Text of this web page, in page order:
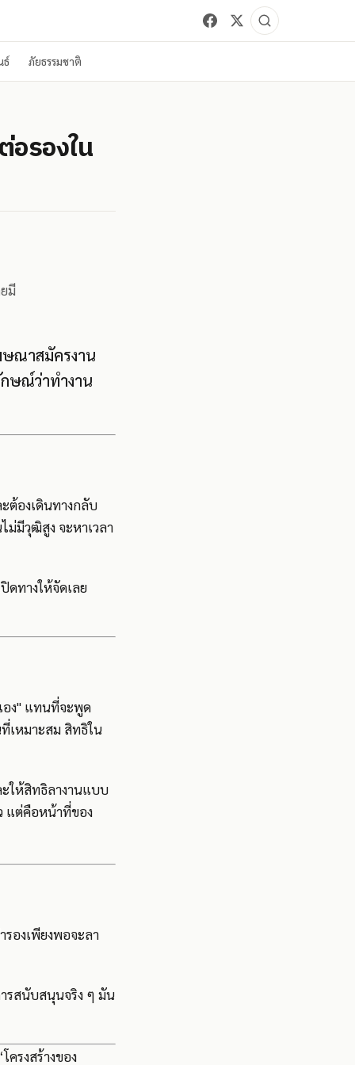
ธ์ ภัยธรรมชาติ
อรองใน
มี
ษณาสมัครงาน
ษณ์ว่าทำงาน
ต้องเดินทางกลับ
ม่มีวุฒิสูง จะหาเวลา
ดทางให้จัดเลย
อง" แทนที่จะพูด
ที่เหมาะสม สิทธิใน
ะให้สิทธิลางานแบบ
แต่คือหน้าที่ของ
รองเพียงพอจะลา
ารสนับสนุนจริง ๆ มัน
ครงสร้างของ